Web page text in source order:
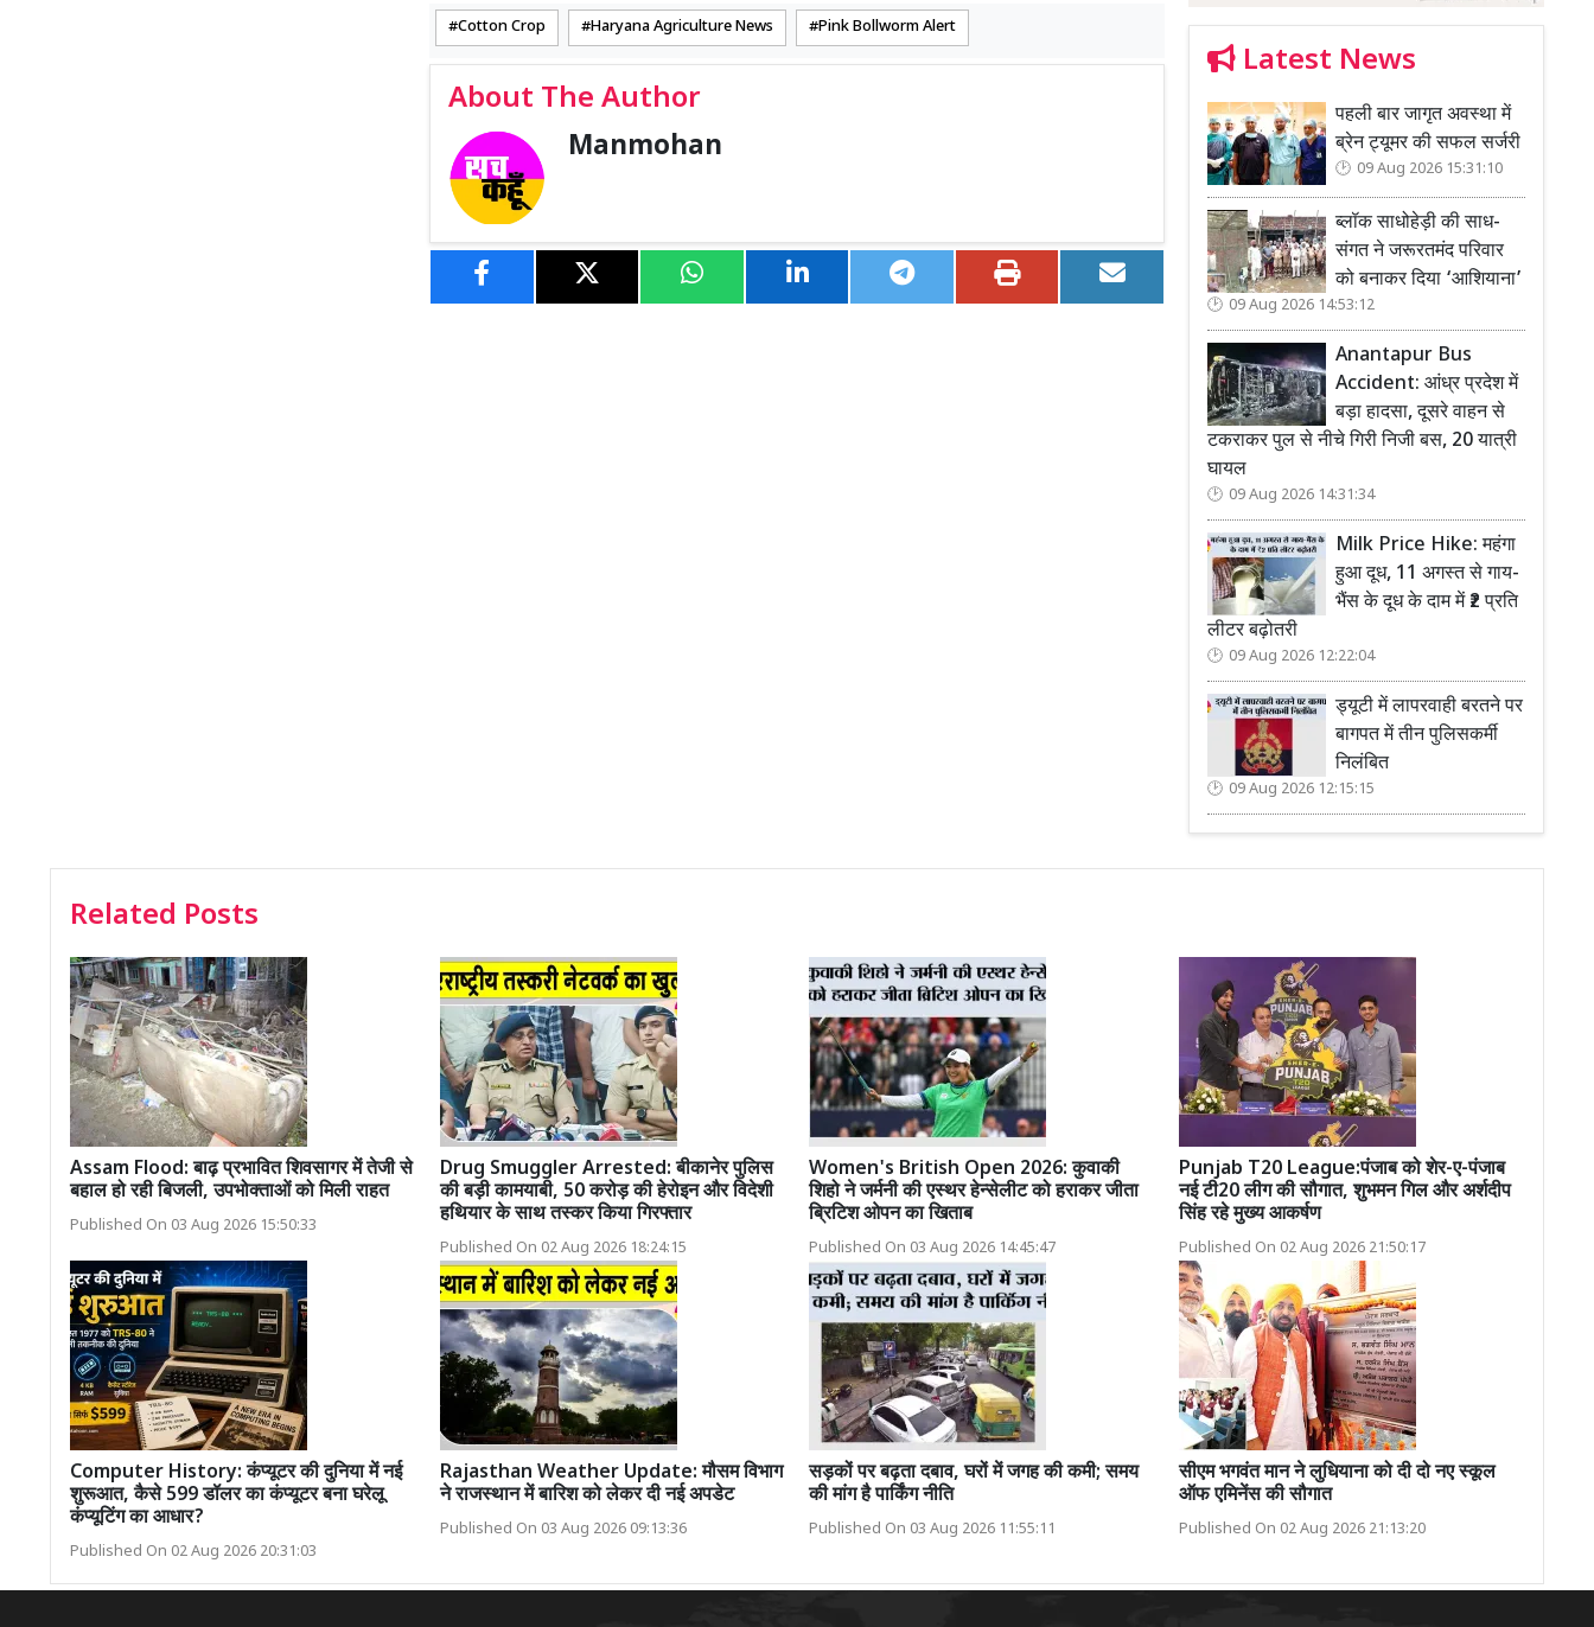
Cotton Crop Haryana Agriculture News Pink Bollworm Alert
About The Author
Manmohan
Latest News
पहली बार जागृत अवस्था में
ब्रेन ट्यूमर की सफल सर्जरी
09 Aug 2026 15:31:10
ब्लॉक साधोहेड़ी की साध-
संगत ने जरूरतमंद परिवार
को बनाकर दिया ‘आशियाना’
09 Aug 2026 14:53:12
Anantapur Bus
Accident: आंध्र प्रदेश में
बड़ा हादसा, दूसरे वाहन से
टकराकर पुल से नीचे गिरी निजी बस, 20 यात्री
घायल
09 Aug 2026 14:31:34
Milk Price Hike: महंगा
हुआ दूध, 11 अगस्त से गाय-
भैंस के दूध के दाम में ₹2 प्रति
लीटर बढ़ोतरी
09 Aug 2026 12:22:04
ड्यूटी में लापरवाही बरतने पर
बागपत में तीन पुलिसकर्मी
निलंबित
09 Aug 2026 12:15:15
Related Posts
Assam Flood: बाढ़ प्रभावित शिवसागर में तेजी से
बहाल हो रही बिजली, उपभोक्ताओं को मिली राहत
Published On 03 Aug 2026 15:50:33
Drug Smuggler Arrested: बीकानेर पुलिस
की बड़ी कामयाबी, 50 करोड़ की हेरोइन और विदेशी
हथियार के साथ तस्कर किया गिरफ्तार
Published On 02 Aug 2026 18:24:15
Women's British Open 2026: कुवाकी
शिहो ने जर्मनी की एस्थर हेन्सेलीट को हराकर जीता
ब्रिटिश ओपन का खिताब
Published On 03 Aug 2026 14:45:47
Punjab T20 League:पंजाब को शेर-ए-पंजाब
नई टी20 लीग की सौगात, शुभमन गिल और अर्शदीप
सिंह रहे मुख्य आकर्षण
Published On 02 Aug 2026 21:50:17
Computer History: कंप्यूटर की दुनिया में नई
शुरूआत, कैसे 599 डॉलर का कंप्यूटर बना घरेलू
कंप्यूटिंग का आधार?
Published On 02 Aug 2026 20:31:03
Rajasthan Weather Update: मौसम विभाग
ने राजस्थान में बारिश को लेकर दी नई अपडेट
Published On 03 Aug 2026 09:13:36
सड़कों पर बढ़ता दबाव, घरों में जगह की कमी; समय
की मांग है पार्किंग नीति
Published On 03 Aug 2026 11:55:11
सीएम भगवंत मान ने लुधियाना को दी दो नए स्कूल
ऑफ एमिनेंस की सौगात
Published On 02 Aug 2026 21:13:20